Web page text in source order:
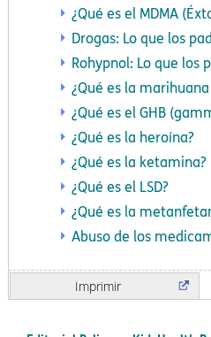
¿Qué es el MDMA
Drogas: Lo que los
Rohypnol: Lo que los
¿Qué es la
¿Qué es el GHB
¿Qué es la heroína?
¿Qué es la ketamina?
¿Qué es el LSD?
¿Qué es la
Abuso de los
Imprimir